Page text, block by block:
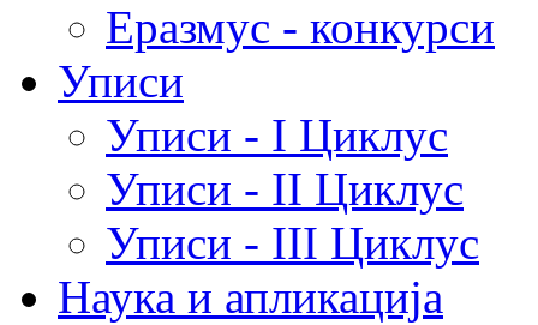
Еразмус - конкурси
Уписи
Уписи - I Циклус
Уписи - II Циклус
Уписи - III Циклус
Наука и апликација